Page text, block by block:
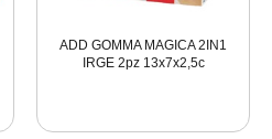
ADD GOMMA MAGICA 2IN1
IRGE 2pz 13x7x2,5c